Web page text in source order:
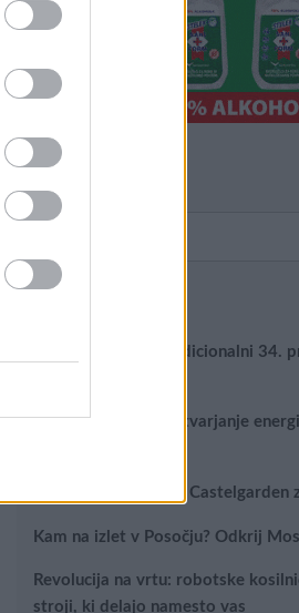
Išči
Išči:
Rogla bo gostila tradicionalni 34.
Celično dihanje – ustvarjanje
Najboljši vrtni stroji Castelgarden
Kam na izlet v Posočju? Odkrij
Revolucija na vrtu: robotske
stroji, ki delajo namesto vas